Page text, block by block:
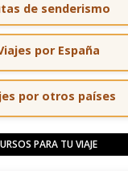
de senderismo
por España
por otros países
PARA TU VIAJE